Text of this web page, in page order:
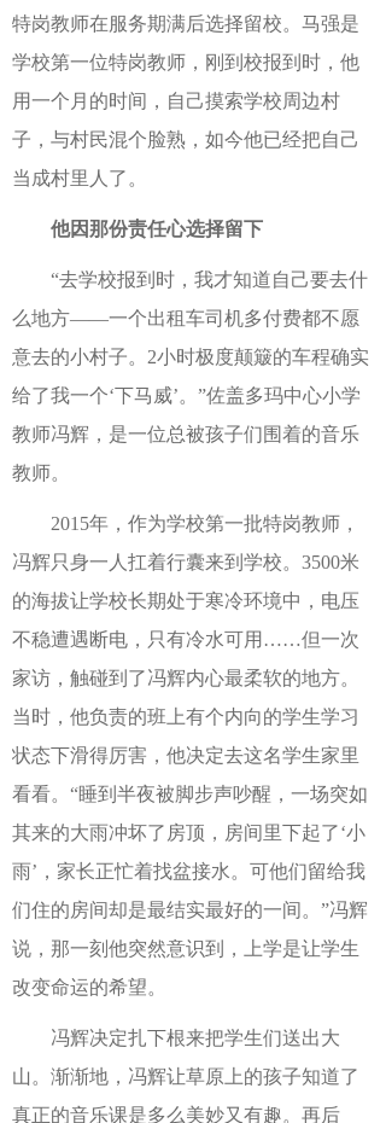
特岗教师在服务期满后选择留校。马强是
学校第一位特岗教师，刚到校报到时，他
用一个月的时间，自己摸索学校周边村
子，与村民混个脸熟，如今他已经把自己
当成村里人了。
他因那份责任心选择留下
“去学校报到时，我才知道自己要去什
么地方——一个出租车司机多付费都不愿
意去的小村子。2小时极度颠簸的车程确实
给了我一个‘下马威’。”佐盖多玛中心小学
教师冯辉，是一位总被孩子们围着的音乐
教师。
2015年，作为学校第一批特岗教师，
冯辉只身一人扛着行囊来到学校。3500米
的海拔让学校长期处于寒冷环境中，电压
不稳遭遇断电，只有冷水可用……但一次
家访，触碰到了冯辉内心最柔软的地方。
当时，他负责的班上有个内向的学生学习
状态下滑得厉害，他决定去这名学生家里
看看。“睡到半夜被脚步声吵醒，一场突如
其来的大雨冲坏了房顶，房间里下起了‘小
雨’，家长正忙着找盆接水。可他们留给我
们住的房间却是最结实最好的一间。”冯辉
说，那一刻他突然意识到，上学是让学生
改变命运的希望。
冯辉决定扎下根来把学生们送出大
山。渐渐地，冯辉让草原上的孩子知道了
真正的音乐课是多么美妙又有趣。再后